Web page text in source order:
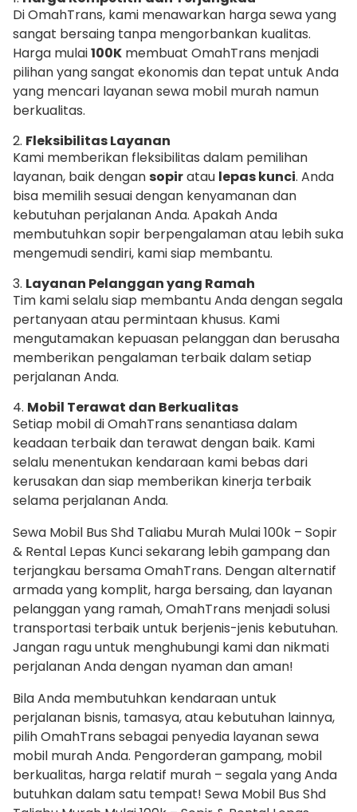
Di OmahTrans, kami menawarkan harga sewa yang
sangat bersaing tanpa mengorbankan kualitas.
Harga mulai100K membuat OmahTrans menjadi
pilihan yang sangat ekonomis dan tepat untuk Anda
yang mencari layanan sewa mobil murah namun
berkualitas.
2. Fleksibilitas Layanan
Kami memberikan fleksibilitas dalam pemilihan
layanan, baik dengansopiratau lepas kunci. Anda
bisa memilih sesuai dengan kenyamanan dan
kebutuhan perjalanan Anda. Apakah Anda
membutuhkan sopir berpengalaman atau lebih suka
mengemudi sendiri, kami siap membantu.
3. Layanan Pelanggan yang Ramah
Tim kami selalu siap membantu Anda dengan segala
pertanyaan atau permintaan khusus. Kami
mengutamakan kepuasan pelanggan dan berusaha
memberikan pengalaman terbaik dalam setiap
perjalanan Anda.
4. Mobil Terawat dan Berkualitas
Setiap mobil di OmahTrans senantiasa dalam
keadaan terbaik dan terawat dengan baik. Kami
selalu menentukan kendaraan kami bebas dari
kerusakan dan siap memberikan kinerja terbaik
selama perjalanan Anda.
Sewa Mobil Bus Shd Taliabu Murah Mulai 100k – Sopir
& Rental Lepas Kunci sekarang lebih gampang dan
terjangkau bersama OmahTrans. Dengan alternatif
armada yang komplit, harga bersaing, dan layanan
pelanggan yang ramah, OmahTrans menjadi solusi
transportasi terbaik untuk berjenis-jenis kebutuhan.
Jangan ragu untuk menghubungi kami dan nikmati
perjalanan Anda dengan nyaman dan aman!
Bila Anda membutuhkan kendaraan untuk
perjalanan bisnis, tamasya, atau kebutuhan lainnya,
pilih OmahTrans sebagai penyedia layanan sewa
mobil murah Anda. Pengorderan gampang, mobil
berkualitas, harga relatif murah – segala yang Anda
butuhkan dalam satu tempat! Sewa Mobil Bus Shd